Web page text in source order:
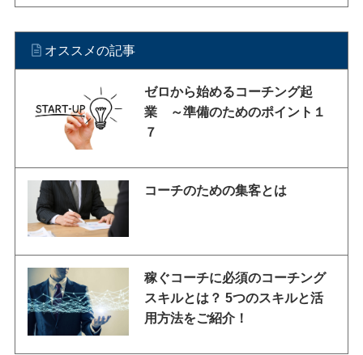
オススメの記事
ゼロから始めるコーチング起
業 ～準備のためのポイント１
７
コーチのための集客とは
稼ぐコーチに必須のコーチング
スキルとは？ 5つのスキルと活
用方法をご紹介！